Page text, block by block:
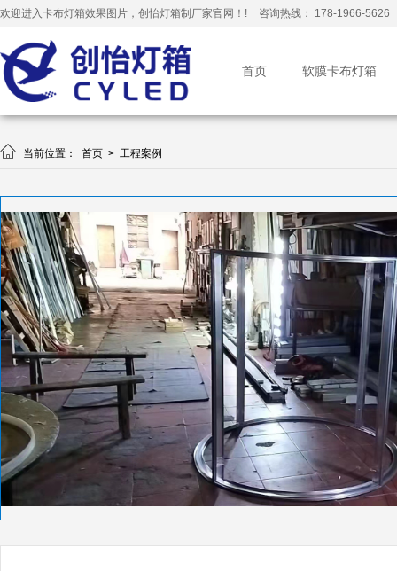
欢迎进入卡布灯箱效果图片，创怡灯箱制厂家官网！! 咨询热线： 178-1966-5626
首页 软膜卡布灯箱
 当前位置： 首页 > 工程案例